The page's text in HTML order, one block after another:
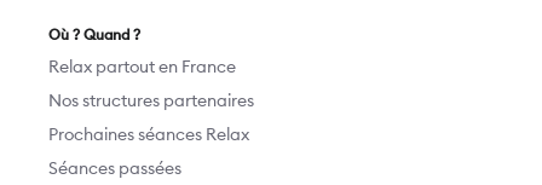
Où ? Quand ?
Relax partout en France
Nos structures partenaires
Prochaines séances Relax
Séances passées